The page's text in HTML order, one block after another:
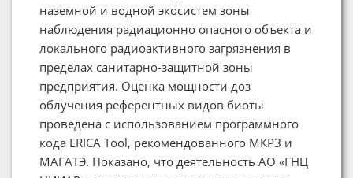
наземной и водной экосистем зоны
наблюдения радиационно опасного объекта и
локального радиоактивного загрязнения в
пределах санитарно-защитной зоны
предприятия. Оценка мощности доз
облучения референтных видов биоты
проведена с использованием программного
кода ERICA Tool, рекомендованного МКРЗ и
МАГАТЭ. Показано, что деятельность АО «ГНЦ